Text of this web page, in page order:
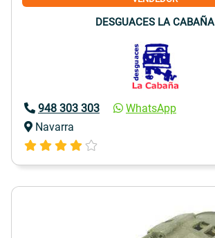
DESGUACES LA CABAÑA
948 303 303
WhatsApp
Navarra